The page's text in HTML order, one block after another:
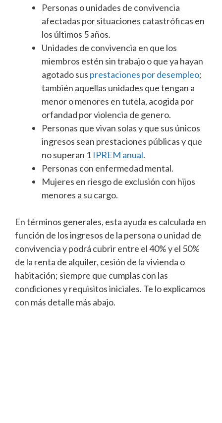
Personas o unidades de convivencia
afectadas por situaciones catastróficas en
los últimos 5 años.
Unidades de convivencia en que los
miembros estén sin trabajo o que ya hayan
agotado sus prestaciones por desempleo;
también aquellas unidades que tengan a
menor o menores en tutela, acogida por
orfandad por violencia de genero.
Personas que vivan solas y que sus únicos
ingresos sean prestaciones públicas y que
no superan 1 IPREM anual.
Personas con enfermedad mental.
Mujeres en riesgo de exclusión con hijos
menores a su cargo.
En términos generales, esta ayuda es calculada en
función de los ingresos de la persona o unidad de
convivencia y podrá cubrir entre el 40% y el 50%
de la renta de alquiler, cesión de la vivienda o
habitación; siempre que cumplas con las
condiciones y requisitos iniciales. Te lo explicamos
con más detalle más abajo.